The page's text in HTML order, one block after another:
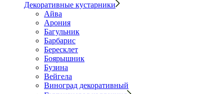
Декоративные кустарники
Айва
Арония
Багульник
Барбарис
Бересклет
Боярышник
Бузина
Вейгела
Виноград декоративный